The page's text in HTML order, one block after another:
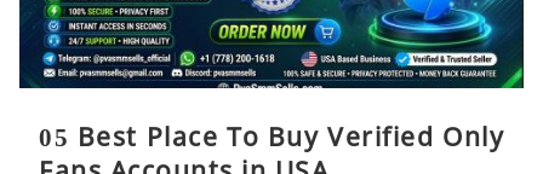
05 Best Place To Buy Verified Only